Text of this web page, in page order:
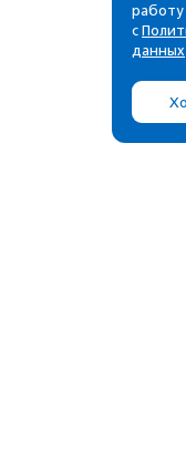
работу
с
данных